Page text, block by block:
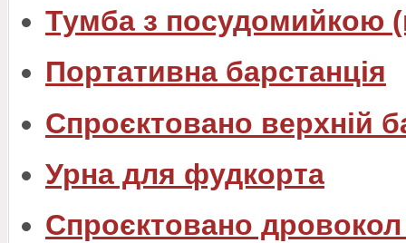
Тумба з посудомийкою
Портативна барстанція
Спроєктовано верхній
Урна для фудкорта
Спроєктовано дровокол